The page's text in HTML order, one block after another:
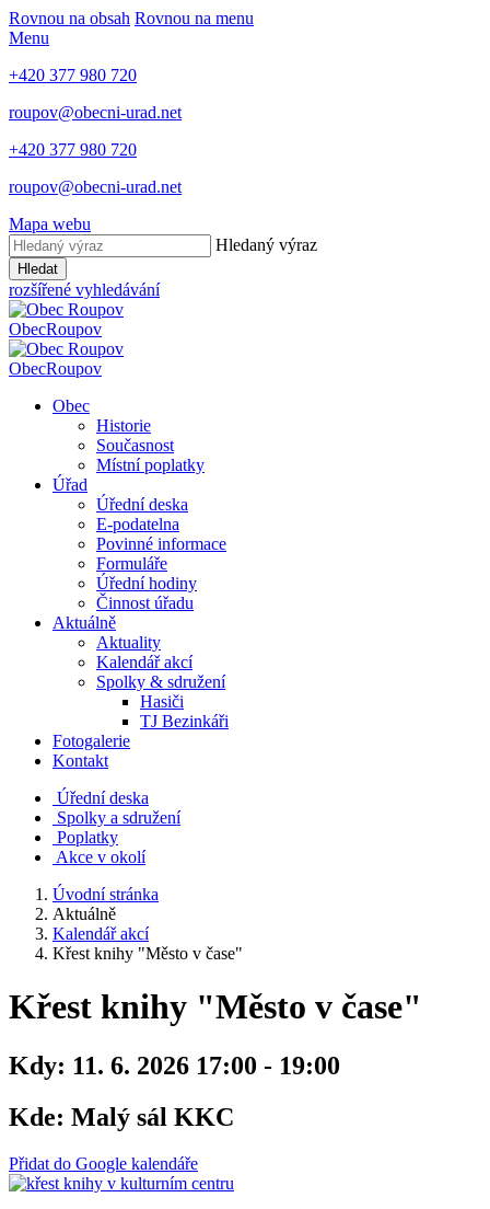
Rovnou na obsah Rovnou na menu
Menu
+420 377 980 720
roupov@obecni-urad.net
+420 377 980 720
roupov@obecni-urad.net
Mapa webu
Hledaný výraz
Hledat
rozšířené vyhledávání
ObecRoupov
ObecRoupov
Obec
Historie
Současnost
Místní poplatky
Úřad
Úřední deska
E-podatelna
Povinné informace
Formuláře
Úřední hodiny
Činnost úřadu
Aktuálně
Aktuality
Kalendář akcí
Spolky & sdružení
Hasiči
TJ Bezinkáři
Fotogalerie
Kontakt
Úřední deska
Spolky a sdružení
Poplatky
Akce v okolí
Úvodní stránka
Aktuálně
Kalendář akcí
Křest knihy "Město v čase"
Křest knihy "Město v čase"
Kdy: 11. 6. 2026 17:00 - 19:00
Kde: Malý sál KKC
Přidat do Google kalendáře